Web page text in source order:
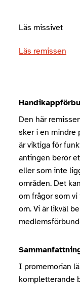
Läs missivet
Läs remissen
Den här
sker i en mindre
är viktiga för
antingen berör
eller som inte
områden. Det
om frågor som
om. Vi är likväl
I promemorian
kompletterande